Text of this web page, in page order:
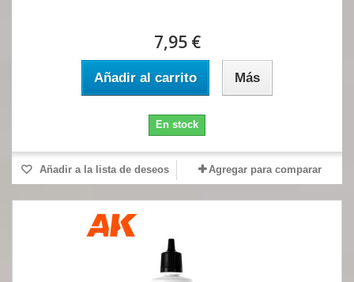
7,95 €
Añadir al carrito Más
En stock
Añadir a la lista de deseos Agregar para comparar